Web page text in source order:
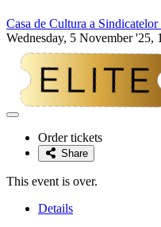
Casa de Cultura a Sindicatelor
Wednesday, 5 November '25,
Adaugă
favoriteOrder tickets
Share
This event is over.
Details